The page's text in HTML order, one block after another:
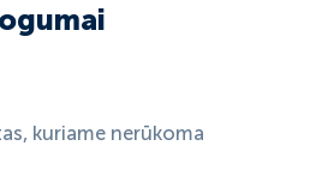
kuriame nerūkoma